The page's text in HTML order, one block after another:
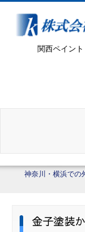
関西ペイン
神奈川・横浜での
金子塗装